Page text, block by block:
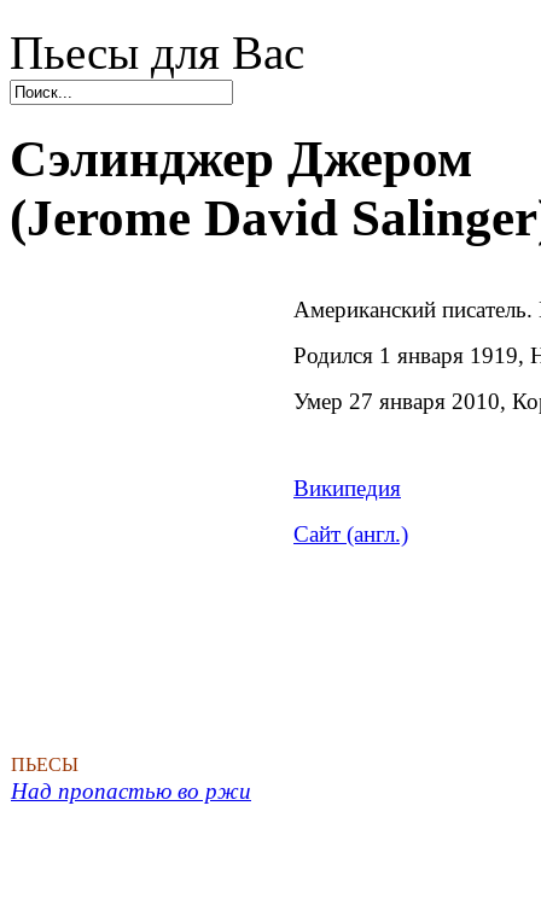
Пьесы для Вас
Сэлинджер Джером
(Jerome David
Американский
Родился 1 января
Умер 27 января 2010,
Википедия
Сайт (англ.)
ПЬЕСЫ
Над пропастью во ржи